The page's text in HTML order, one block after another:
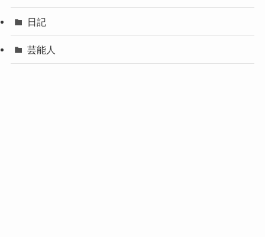
日記
芸能人